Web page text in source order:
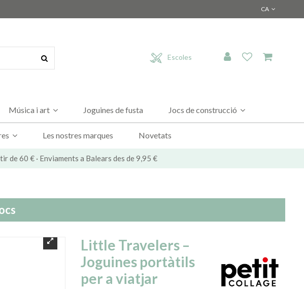
CA
Escoles
Música i art Joguines de fusta Jocs de construcció
Les nostres marques Novetats
de 60 € · Enviaments a Balears des de 9,95 €
Little Travelers –
Joguines portàtils
per a viatjar